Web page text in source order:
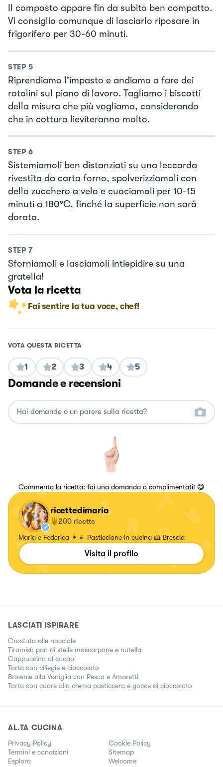
Il composto appare fin da subito ben compatto.
Vi consiglio comunque di lasciarlo riposare in
frigorifero per 30-60 minuti.
STEP 5
Riprendiamo l’impasto e andiamo a fare dei
rotolini sul piano di lavoro. Tagliamo i biscotti
della misura che più vogliamo, considerando
che in cottura lieviteranno molto.
STEP 6
Sistemiamoli ben distanziati su una leccarda
rivestita da carta forno, spolverizziamoli con
dello zucchero a velo e cuociamoli per 10-15
minuti a 180°C, finché la superficie non sarà
dorata.
STEP 7
Sforniamoli e lasciamoli intiepidire su una
gratella!
Vota la ricetta
Fai sentire la tua voce, chef!
VOTA QUESTA RICETTA
1 2 3 4 5
Domande e recensioni
Commenta la ricetta: fai una domanda o complimentati! 😋
ricettedimaria
200 ricette
Maria e Federica 👩‍👧 Pasticcione in cucina 🍰 Brescia
Visita il profilo
LASCIATI ISPIRARE
Crostata alle nocciole
Tiramisù pan di stelle mascarpone e nutella
Cappuccino al cacao
Torta con ciliegie e cioccolato
Brownie alla Vaniglia con Pesca e Amaretti
Torta con cuore alla crema pasticcera e gocce di cioccolato
AL.TA CUCINA
Privacy Policy
Cookie Policy
Termini e condizioni
Sitemap
Esplora
Welcome